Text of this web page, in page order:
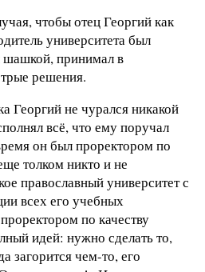
чтобы отец Георгий как
университета был
принимал в
решения.
Георгий не чурался никакой
всё, что ему поручал
он был проректором по
толком никто и не
православный университет с
всех его учебных
по качеству
идей: нужно сделать то,
загорится чем-то, его